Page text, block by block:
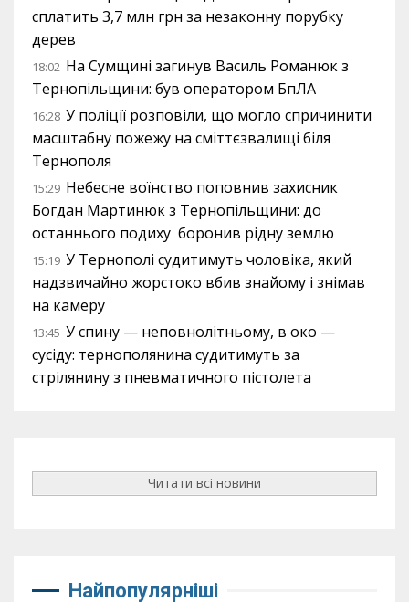
сплатить 3,7 млн грн за незаконну порубку
дерев
18:02 На Сумщині загинув Василь Романюк з
Тернопільщини: був оператором БпЛА
16:28 У поліції розповіли, що могло спричинити
масштабну пожежу на сміттєзвалищі біля
Тернополя
15:29 Небесне воїнство поповнив захисник
Богдан Мартинюк з Тернопільщини: до
останнього подиху боронив рідну землю
15:19 У Тернополі судитимуть чоловіка, який
надзвичайно жорстоко вбив знайому і знімав
на камеру
13:45 У спину — неповнолітньому, в око —
сусіду: тернополянина судитимуть за
стрілянину з пневматичного пістолета
Читати всі новини
Найпопулярніші